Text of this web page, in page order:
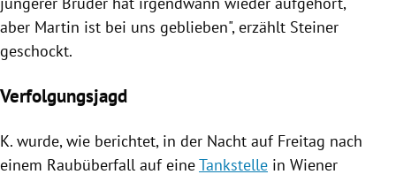
aber Martin ist bei uns geblieben", erzählt Steiner
geschockt.
Verfolgungsjagd
K. wurde, wie berichtet, in der Nacht auf Freitag nach
einem Raubüberfall auf eineTankstelle in Wiener